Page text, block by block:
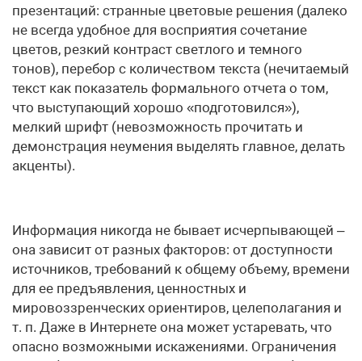
презентаций: странные цветовые решения (далеко
не всегда удобное для восприятия сочетание
цветов, резкий контраст светлого и темного
тонов), перебор с количеством текста (нечитаемый
текст как показатель формального отчета о том,
что выступающий хорошо «подготовился»),
мелкий шрифт (невозможность прочитать и
демонстрация неумения выделять главное, делать
акценты).
Информация никогда не бывает исчерпывающей –
она зависит от разных факторов: от доступности
источников, требований к общему объему, времени
для ее предъявления, ценностных и
мировоззренческих ориентиров, целеполагания и
т. п. Даже в Интернете она может устаревать, что
опасно возможными искажениями. Ограничения